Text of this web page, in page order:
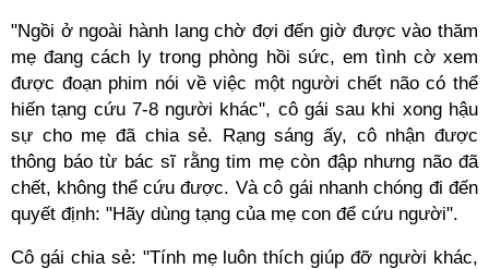
"Ngồi ở ngoài hành lang chờ đợi đến giờ được vào thăm
mẹ đang cách ly trong phòng hồi sức, em tình cờ xem
được đoạn phim nói về việc một người chết não có thể
hiến tạng cứu 7-8 người khác", cô gái sau khi xong hậu
sự cho mẹ đã chia sẻ. Rạng sáng ấy, cô nhận được
thông báo từ bác sĩ rằng tim mẹ còn đập nhưng não đã
chết, không thể cứu được. Và cô gái nhanh chóng đi đến
quyết định: "Hãy dùng tạng của mẹ con để cứu người".
Cô gái chia sẻ: "Tính mẹ luôn thích giúp đỡ người khác,